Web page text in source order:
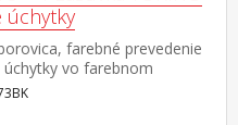
úchytky
farebné prevedenie
vo farebnom
mosadz dvoje čiastočne
tri police jedna zásuvka s